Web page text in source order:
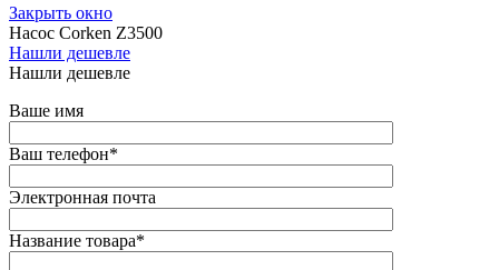
Закрыть окно
Насос Corken Z3500
Нашли дешевле
Нашли дешевле
Ваше имя
Ваш телефон*
Электронная почта
Название товара*